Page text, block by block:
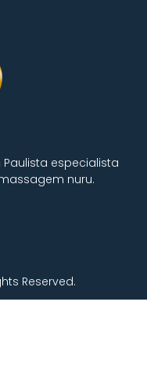
especialista
nuru.
Reserved.